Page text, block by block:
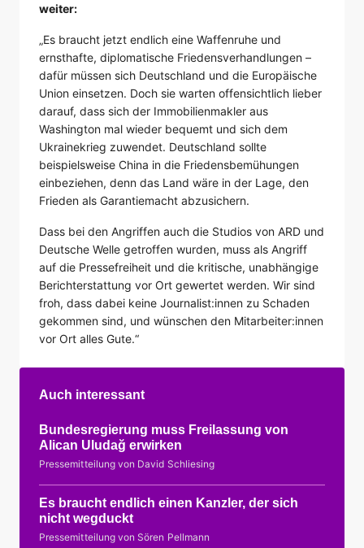
weiter:
„Es braucht jetzt endlich eine Waffenruhe und
ernsthafte, diplomatische Friedensverhandlungen –
dafür müssen sich Deutschland und die Europäische
Union einsetzen. Doch sie warten offensichtlich lieber
darauf, dass sich der Immobilienmakler aus
Washington mal wieder bequemt und sich dem
Ukrainekrieg zuwendet. Deutschland sollte
beispielsweise China in die Friedensbemühungen
einbeziehen, denn das Land wäre in der Lage, den
Frieden als Garantiemacht abzusichern.
Dass bei den Angriffen auch die Studios von ARD und
Deutsche Welle getroffen wurden, muss als Angriff
auf die Pressefreiheit und die kritische, unabhängige
Berichterstattung vor Ort gewertet werden. Wir sind
froh, dass dabei keine Journalist:innen zu Schaden
gekommen sind, und wünschen den Mitarbeiter:innen
vor Ort alles Gute.“
Auch interessant
Bundesregierung muss Freilassung von
Alican Uludağ erwirken
Pressemitteilung von David Schliesing
Es braucht endlich einen Kanzler, der sich
nicht wegduckt
Pressemitteilung von Sören Pellmann